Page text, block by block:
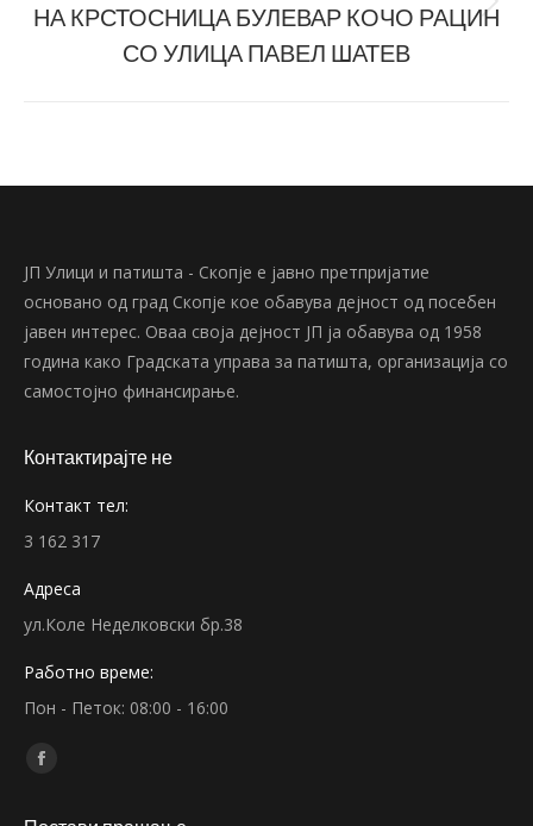
Next
post:
НА КРСТОСНИЦА БУЛЕВАР КОЧО РАЦИН
СО УЛИЦА ПАВЕЛ ШАТЕВ
ЈП Улици и патишта - Скопје е јавно претпријатие
основано од град Скопје кое обавува дејност од посебен
јавен интерес. Оваа своја дејност ЈП ја обавува од 1958
година како Градската управа за патишта, организација со
самостојно финансирање.
Контактирајте не
Контакт тел:
3 162 317
Адреса
ул.Коле Неделковски бр.38
Работно време:
Пон - Петок: 08:00 - 16:00
Find us on:
Facebook